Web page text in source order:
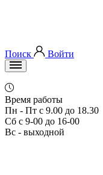
Поиск Войти
Время работы
Пн - Пт с 9.00 до 18.30
Сб с 9-00 до 16-00
Вс - выходной